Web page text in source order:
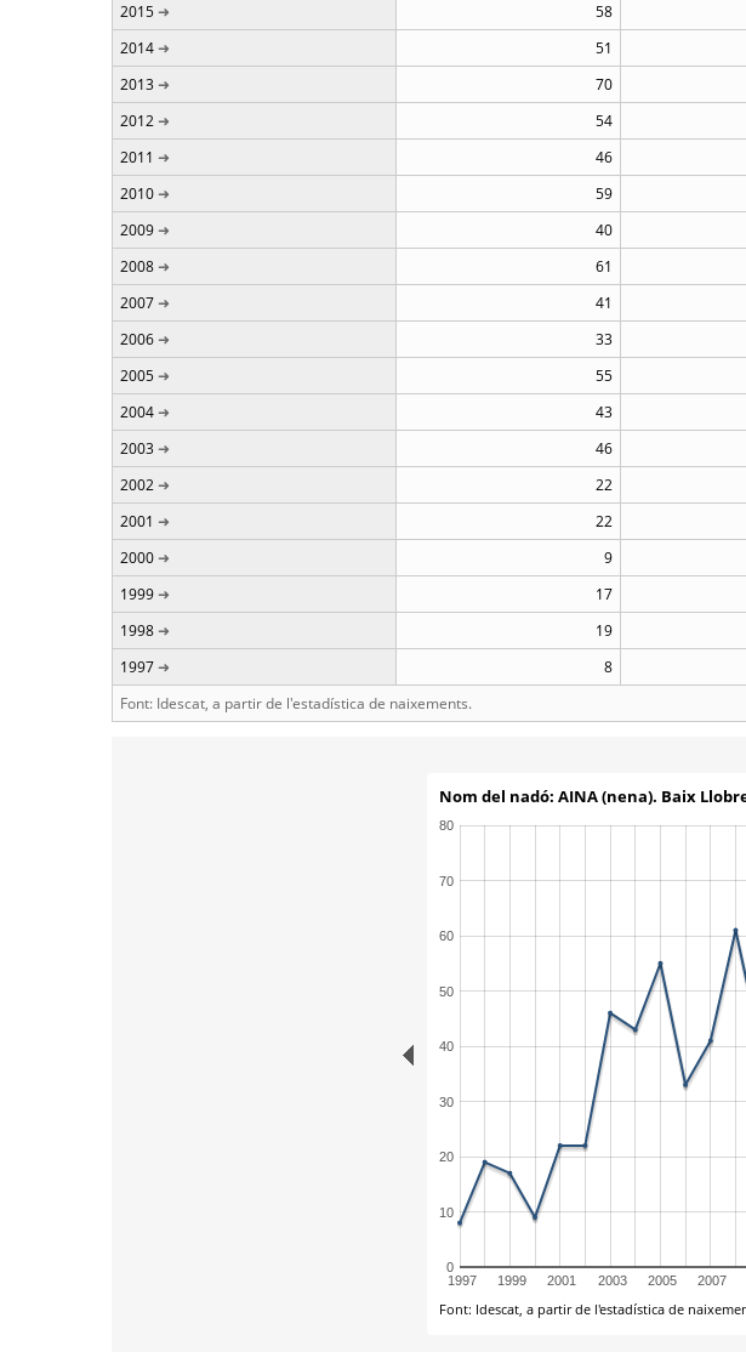
2015
58
2014
51
2013
70
2012
54
2011
46
2010
59
2009
40
2008
61
2007
41
2006
33
2005
55
2004
43
2003
46
2002
22
2001
22
2000
9
1999
17
1998
19
1997
8
Font: Idescat, a partir de l'estadística de naixements.